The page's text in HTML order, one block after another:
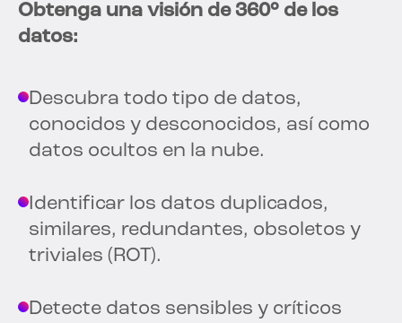
Obtenga una visión de 360° de los
datos:
Descubra todo tipo de datos,
conocidos y desconocidos, así como
datos ocultos en la nube.
Identificar los datos duplicados,
similares, redundantes, obsoletos y
triviales (ROT).
Detecte datos sensibles y críticos